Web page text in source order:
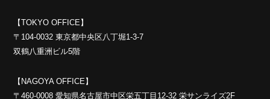
【TOKYO OFFICE】
〒104-0032 東京都中央区八丁堀1-3-7
双鶴八重洲ビル5階
【NAGOYA OFFICE】
〒460-0008 愛知県名古屋市中区栄五丁目12-32 栄サンライズ2F